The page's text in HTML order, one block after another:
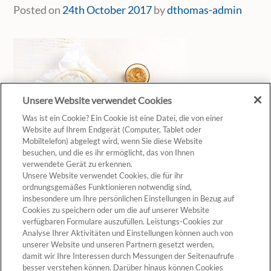
Posted on 24th October 2017bydthomas-admin
Cookie-Einstellungen
Unsere Website verwendet Cookies
Was ist ein Cookie? Ein Cookie ist eine Datei, die von einer
Website auf Ihrem Endgerät (Computer, Tablet oder
Mobiltelefon) abgelegt wird, wenn Sie diese Website
besuchen, und die es ihr ermöglicht, das von Ihnen
verwendete Gerät zu erkennen.
Unsere Website verwendet Cookies, die für ihr
ordnungsgemäßes Funktionieren notwendig sind,
insbesondere um Ihre persönlichen Einstellungen in Bezug auf
Cookies zu speichern oder um die auf unserer Website
verfügbaren Formulare auszufüllen. Leistungs-Cookies zur
Analyse Ihrer Aktivitäten und Einstellungen können auch von
unserer Website und unseren Partnern gesetzt werden,
damit wir Ihre Interessen durch Messungen der Seitenaufrufe
besser verstehen können. Darüber hinaus können Cookies